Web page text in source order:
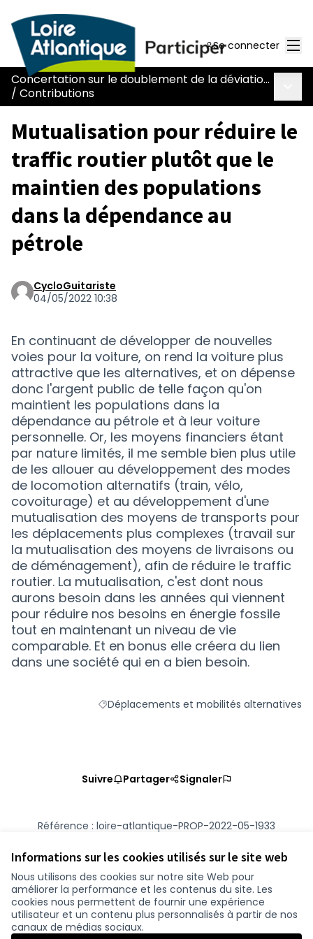
Informations sur les cookies utilisés sur le site web
Nous utilisons des cookies sur notre site Web pour
améliorer la performance et les contenus du site. Les
cookies nous permettent de fournir une expérience
utilisateur et un contenu plus personnalisés à partir de nos
canaux de médias sociaux.
Se connecter
Concertation sur le doublement de la déviation de Chaumes-en-Retz - route Nantes-Pornic
/ Contributions
Mutualisation pour réduire le
traffic routier plutôt que le
maintien des populations
dans la dépendance au
pétrole
CycloGuitariste
04/05/2022 10:38
En continuant de développer de nouvelles
voies pour la voiture, on rend la voiture plus
attractive que les alternatives, et on dépense
donc l'argent public de telle façon qu'on
maintient les populations dans la
dépendance au pétrole et à leur voiture
personnelle. Or, les moyens financiers étant
par nature limités, il me semble bien plus utile
de les allouer au développement des modes
de locomotion alternatifs (train, vélo,
covoiturage) et au développement d'une
mutualisation des moyens de transports pour
les déplacements plus complexes (travail sur
la mutualisation des moyens de livraisons ou
de déménagement), afin de réduire le traffic
routier. La mutualisation, c'est dont nous
aurons besoin dans les années qui viennent
pour réduire nos besoins en énergie fossile
tout en maintenant un niveau de vie
comparable. Et en bonus elle créera du lien
dans une société qui en a bien besoin.
Filtrer les résultats de la catégorie :
Déplacements et mobilités alternatives
Suivre Partager Signaler
Référence : loire-atlantique-PROP-2022-05-1933
Vérifiez l'empreinte numérique
Conditions d'utilisation
Paramètres des cookies
participer.loire-atlantique.fr sur Facebook
participer.loire-atlantique.fr sur Instagram
participer.loire-atlantique.fr sur YouTube